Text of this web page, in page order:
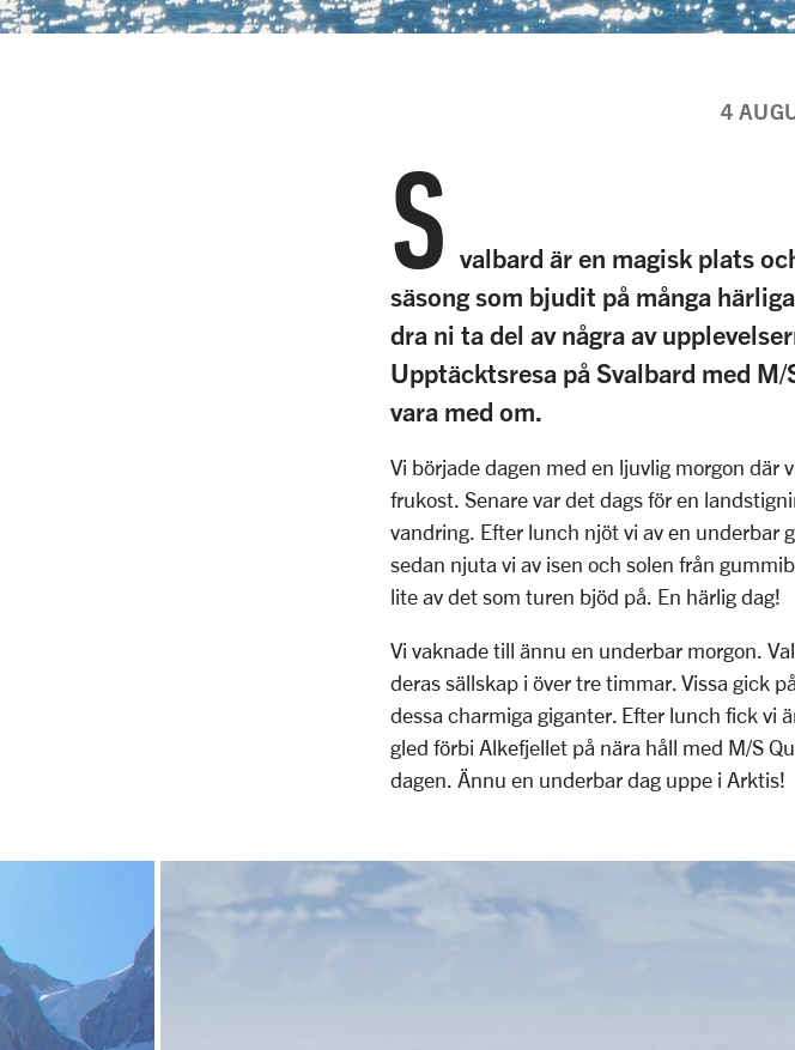
4
S valbard är en magisk plats
säsong som bjudit på många
dra ni ta del av några av
Upptäcktsresa på Svalbard med
vara med om.
Vi började dagen med en ljuvlig morgon där
frukost. Senare var det dags för en
vandring. Efter lunch njöt vi av en underbar
sedan njuta vi av isen och solen från
lite av det som turen bjöd på. En härlig dag!
Vi vaknade till ännu en underbar morgon.
deras sällskap i över tre timmar. Vissa gick
dessa charmiga giganter. Efter lunch fick vi
gled förbi Alkefjellet på nära håll med M/S
dagen. Ännu en underbar dag uppe i Arktis!